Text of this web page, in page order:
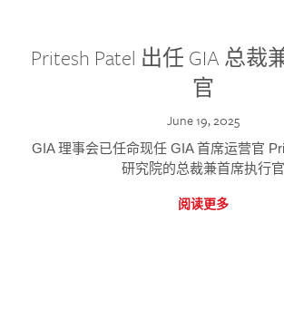
Pritesh Patel 出任 GIA 总裁
官
June 19, 2025
GIA 理事会已任命现任 GIA 首席运营官
研究院的总裁兼首席执行官
阅读更多